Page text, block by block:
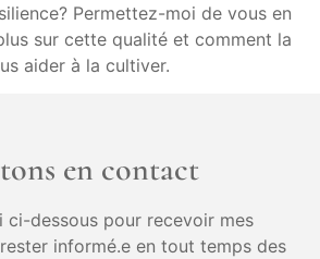
Permettez-moi de vous en
sur cette qualité et comment la
aider à la cultiver.
en contact
ci-dessous pour recevoir mes
informé.e en tout temps des